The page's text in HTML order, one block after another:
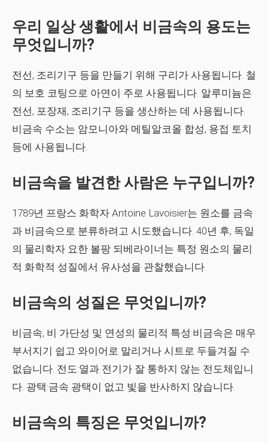
우리 일상 생활에서 비금속의 용도는
무엇입니까?
전선, 조리기구 등을 만들기 위해 구리가 사용됩니다. 철
의 보호 코팅으로 아연이 주로 사용됩니다. 알루미늄은
전선, 포장재, 조리기구 등을 생산하는 데 사용됩니다.
비금속 수소는 암모니아와 메틸알코올 합성, 용접 토치
등에 사용됩니다.
비금속을 발견한 사람은 누구입니까?
1789년 프랑스 화학자 Antoine Lavoisier는 원소를 금속
과 비금속으로 분류하려고 시도했습니다. 40년 후, 독일
의 물리학자 요한 볼팡 되베라이너는 특정 원소의 물리
적 화학적 성질에서 유사성을 관찰했습니다.
비금속의 성질은 무엇입니까?
비금속, 비 가단성 및 연성의 물리적 특성:비금속은 매우
부서지기 쉽고 와이어로 말리거나 시트로 두들겨질 수
없습니다. 전도:열과 전기가 잘 통하지 않는 전도체입니
다. 광택:금속 광택이 없고 빛을 반사하지 않습니다.
비금속의 특징은 무엇입니까?